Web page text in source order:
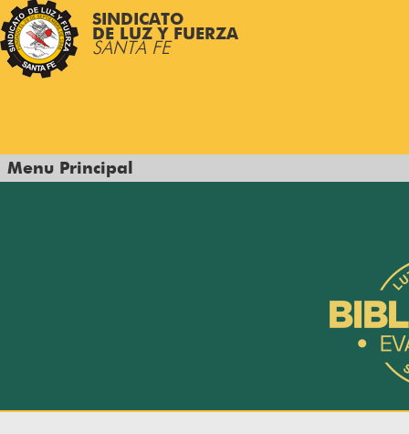
SINDICATO
DE LUZ Y FUERZA
SANTA FE
Menu Principal